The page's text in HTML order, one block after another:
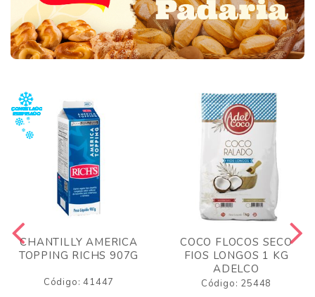
CHANTILLY AMERICA
TOPPING RICHS 907G
Código: 41447
COCO FLOCOS SECO
FIOS LONGOS 1 KG
ADELCO
Código: 25448